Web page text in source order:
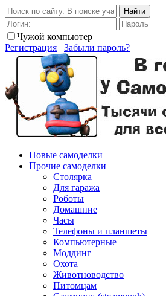
Найти
Чужой компьютер
Регистрация
Забыли пароль?
Новые самоделки
Прочие самоделки
Столярка
Для гаража
Роботы
Домашние
Часы
Телефоны и планшеты
Компьютерные
Моддинг
Охота
Животноводство
Питомцам